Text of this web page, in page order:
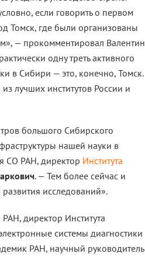
если говорить о первом
Томск, где были организованы
— прокомментировал Валентин
одну треть активного
в Сибири — это, конечно, Томск.
лучших институтов России и
большого Сибирского
нашей науки в
СО РАН, директор Института
. — Тем более сейчас и
исследований».
директор Института
системы диагностики
РАН, научный руководитель